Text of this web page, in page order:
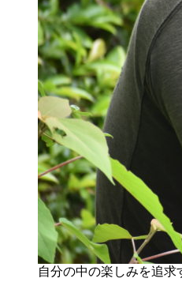
自分の中の楽しみを追求